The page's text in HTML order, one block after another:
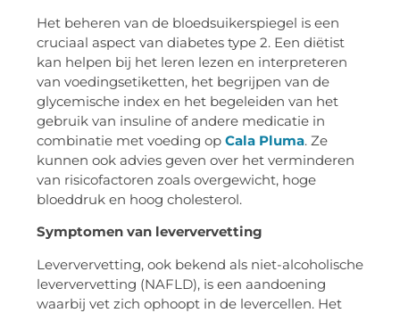
Het beheren van de bloedsuikerspiegel is een
cruciaal aspect van diabetes type 2. Een diëtist
kan helpen bij het leren lezen en interpreteren
van voedingsetiketten, het begrijpen van de
glycemische index en het begeleiden van het
gebruik van insuline of andere medicatie in
combinatie met voeding op Cala Pluma. Ze
kunnen ook advies geven over het verminderen
van risicofactoren zoals overgewicht, hoge
bloeddruk en hoog cholesterol.
Symptomen van leververvetting
Leververvetting, ook bekend als niet-alcoholische
leververvetting (NAFLD), is een aandoening
waarbij vet zich ophoopt in de levercellen. Het